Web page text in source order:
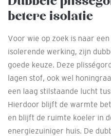
betere isolatie
Voor wie op zoek is naar
isolerende werking, zijn
goede keuze. Deze
lagen stof, ook wel
een laag stilstaande lucht
Hierdoor blijft de warmte
en blijft de ruimte koeler in
energiezuiniger huis. De